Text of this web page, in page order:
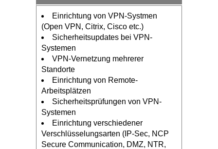
Einrichtung von VPN-Systmen
(Open VPN, Citrix, Cisco etc.)
Sicherheitsupdates bei VPN-
Systemen
VPN-Vernetzung mehrerer
Standorte
Einrichtung von Remote-
Arbeitsplätzen
Sicherheitsprüfungen von VPN-
Systemen
Einrichtung verschiedener
Verschlüsselungsarten (IP-Sec, NCP
Secure Communication, DMZ, NTR,